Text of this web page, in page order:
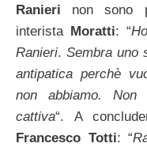
Ranieri non sono
interista Moratti: “
Ranieri.Sembra uno
antipatica perchè
non abbiamo.
cattiva“. A
Francesco Totti: “